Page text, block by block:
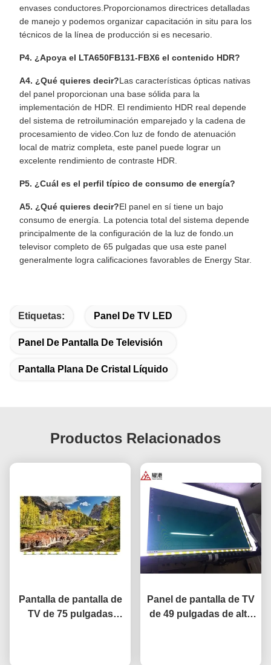
envases conductores.Proporcionamos directrices detalladas
de manejo y podemos organizar capacitación in situ para los
técnicos de la línea de producción si es necesario.
P4. ¿Apoya el LTA650FB131-FBX6 el contenido HDR?
A4. ¿Qué quieres decir?Las características ópticas nativas
del panel proporcionan una base sólida para la
implementación de HDR. El rendimiento HDR real depende
del sistema de retroiluminación emparejado y la cadena de
procesamiento de video.Con luz de fondo de atenuación
local de matriz completa, este panel puede lograr un
excelente rendimiento de contraste HDR.
P5. ¿Cuál es el perfil típico de consumo de energía?
A5. ¿Qué quieres decir?El panel en sí tiene un bajo
consumo de energía. La potencia total del sistema depende
principalmente de la configuración de la luz de fondo.un
televisor completo de 65 pulgadas que usa este panel
generalmente logra calificaciones favorables de Energy Star.
Etiquetas: Panel De TV LED
Panel De Pantalla De Televisión
Pantalla Plana De Cristal Líquido
Productos Relacionados
Pantalla de pantalla de
TV de 75 pulgadas
Panel de pantalla de TV
de 49 pulgadas de alto